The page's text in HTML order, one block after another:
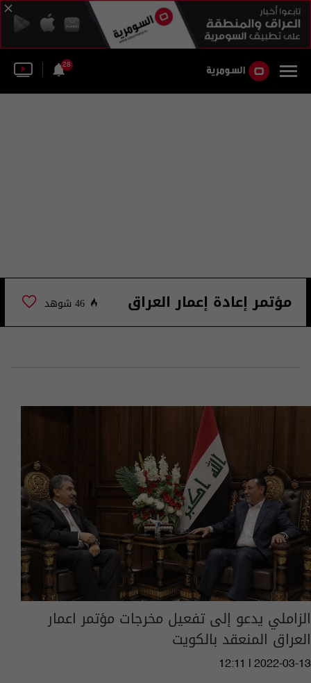
28
مؤتمر إعادة إعمار العراق 46 شوهد
الزاملي يدعو إلى تفعيل مخرجات مؤتمر اعمار
العراق المنعقد بالكويت
12:11 | 2022-03-13